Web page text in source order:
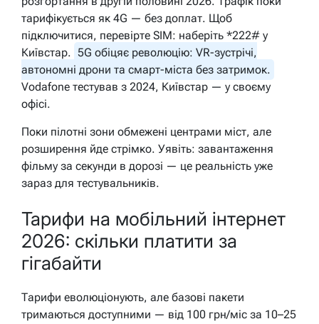
тарифікується як 4G — без доплат. Щоб
підключитися, перевірте SIM: наберіть *222# у
Київстар. 5G обіцяє революцію: VR-зустрічі,
автономні дрони та смарт-міста без затримок.
Vodafone тестував з 2024, Київстар — у своєму
офісі.
Поки пілотні зони обмежені центрами міст, але
розширення йде стрімко. Уявіть: завантаження
фільму за секунди в дорозі — це реальність уже
зараз для тестувальників.
Тарифи на мобільний інтернет
2026: скільки платити за
гігабайти
Тарифи еволюціонують, але базові пакети
тримаються доступними — від 100 грн/міс за 10–25